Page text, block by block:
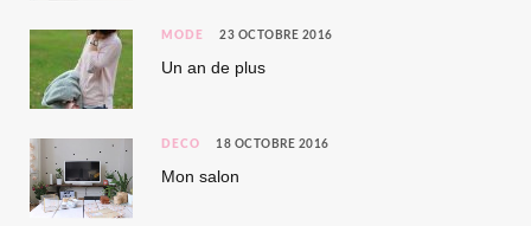
MODE 23 OCTOBRE 2016
Un an de plus
DÉCO 18 OCTOBRE 2016
Mon salon